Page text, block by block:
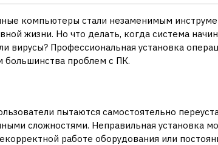
компьютеры стали незаменимым
жизни. Но что делать, когда система
вирусы? Профессиональная установка
большинства проблем с ПК.
пытаются самостоятельно
сложностями. Неправильная установка
работе оборудования или